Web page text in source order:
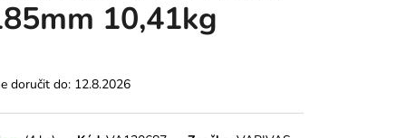
10,41kg
doručit do: 12.8.2026